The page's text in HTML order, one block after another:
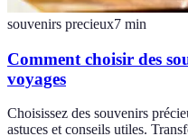
souvenirs precieux7 min
Comment choisir des
voyages
Choisissez des souvenirs
astuces et conseils utiles.